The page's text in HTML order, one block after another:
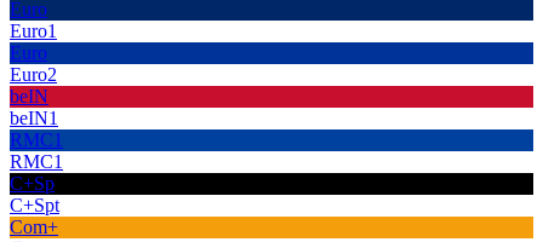
Euro
Euro1
Euro
Euro2
beIN
beIN1
RMC1
RMC1
C+Sp
C+Spt
Com+